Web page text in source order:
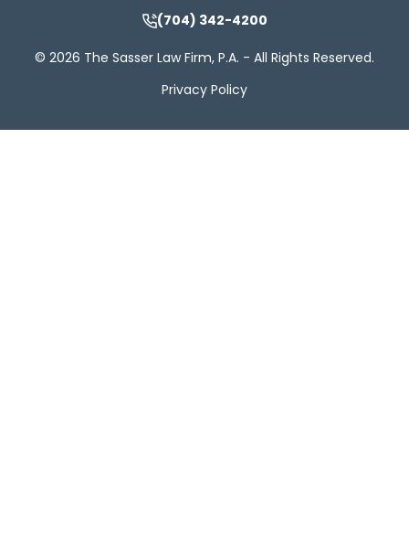
(704) 342-4200
© 2026 The Sasser Law Firm, P.A. - All Rights Reserved.
Privacy Policy